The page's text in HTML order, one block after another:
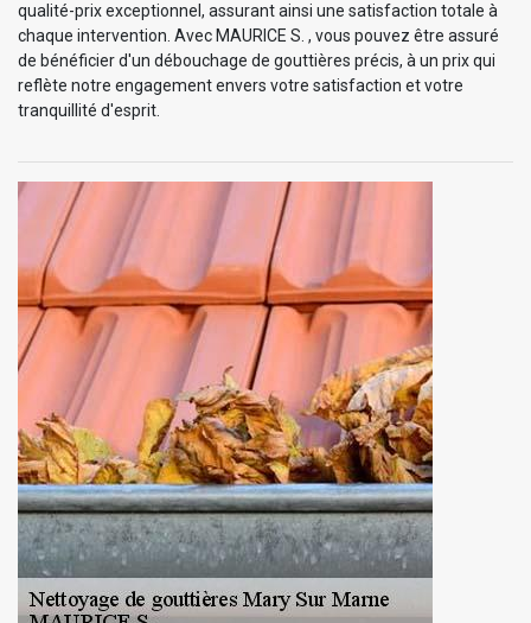
qualité-prix exceptionnel, assurant ainsi une satisfaction totale à
chaque intervention. Avec MAURICE S. , vous pouvez être assuré
de bénéficier d'un débouchage de gouttières précis, à un prix qui
reflète notre engagement envers votre satisfaction et votre
tranquillité d'esprit.